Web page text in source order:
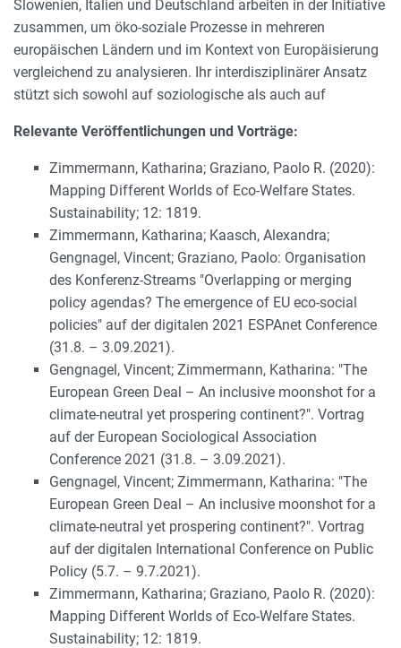
Slowenien, Italien und Deutschland arbeiten in der Initiative
zusammen, um öko-soziale Prozesse in mehreren
europäischen Ländern und im Kontext von Europäisierung
vergleichend zu analysieren. Ihr interdisziplinärer Ansatz
stützt sich sowohl auf soziologische als auch auf
Relevante Veröffentlichungen und Vorträge:
Zimmermann, Katharina; Graziano, Paolo R. (2020):
Mapping Different Worlds of Eco-Welfare States.
Sustainability; 12: 1819.
Zimmermann, Katharina; Kaasch, Alexandra;
Gengnagel, Vincent; Graziano, Paolo: Organisation
des Konferenz-Streams "Overlapping or merging
policy agendas? The emergence of EU eco-social
policies" auf der digitalen 2021 ESPAnet Conference
(31.8. – 3.09.2021).
Gengnagel, Vincent; Zimmermann, Katharina: "The
European Green Deal – An inclusive moonshot for a
climate-neutral yet prospering continent?". Vortrag
auf der European Sociological Association
Conference 2021 (31.8. – 3.09.2021).
Gengnagel, Vincent; Zimmermann, Katharina: "The
European Green Deal – An inclusive moonshot for a
climate-neutral yet prospering continent?". Vortrag
auf der digitalen International Conference on Public
Policy (5.7. – 9.7.2021).
Zimmermann, Katharina; Graziano, Paolo R. (2020):
Mapping Different Worlds of Eco-Welfare States.
Sustainability; 12: 1819.